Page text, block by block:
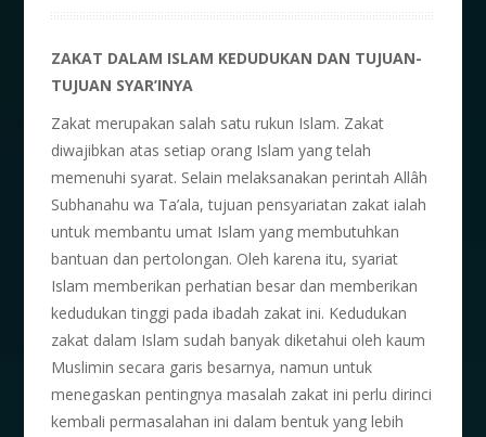
ZAKAT DALAM ISLAM KEDUDUKAN DAN TUJUAN-
TUJUAN SYAR’INYA
Zakat merupakan salah satu rukun Islam. Zakat
diwajibkan atas setiap orang Islam yang telah
memenuhi syarat. Selain melaksanakan perintah Allâh
Subhanahu wa Ta’ala, tujuan pensyariatan zakat ialah
untuk membantu umat Islam yang membutuhkan
bantuan dan pertolongan. Oleh karena itu, syariat
Islam memberikan perhatian besar dan memberikan
kedudukan tinggi pada ibadah zakat ini. Kedudukan
zakat dalam Islam sudah banyak diketahui oleh kaum
Muslimin secara garis besarnya, namun untuk
menegaskan pentingnya masalah zakat ini perlu dirinci
kembali permasalahan ini dalam bentuk yang lebih